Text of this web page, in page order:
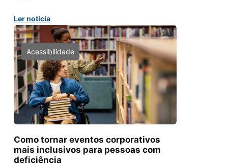
Ler notícia
Acessibilidade
Como tornar eventos corporativos
mais inclusivos para pessoas com
deficiência